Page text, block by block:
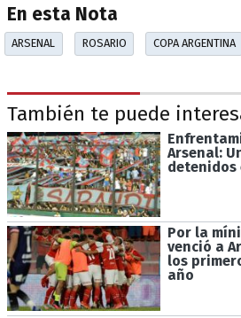
En esta Nota
ARSENAL ROSARIO COPA ARGENTINA
También te puede
Arsenal:
detenidos
Por la
venció a
los
año